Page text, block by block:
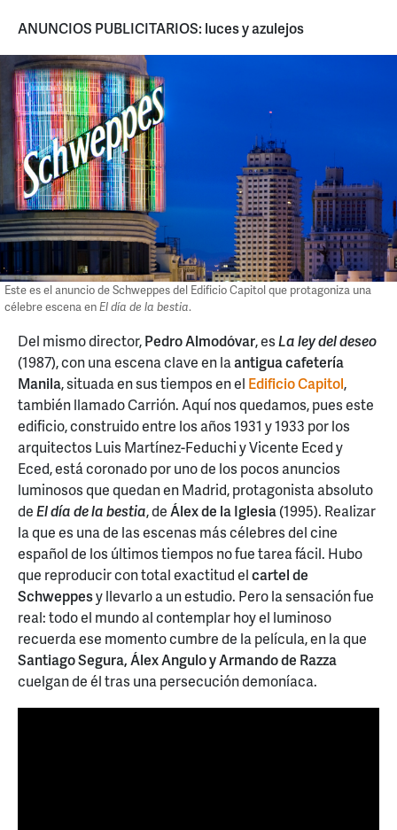
ANUNCIOS PUBLICITARIOS: luces y azulejos
Este es el anuncio de Schweppes del Edificio Capitol que protagoniza una
célebre escena enEl día de la bestia.
Del mismo director,Pedro Almodóvar, esLa ley del deseo
(1987), con una escena clave en laantigua cafetería
Manila, situada en sus tiempos en el Edificio Capitol,
también llamado Carrión. Aquí nos quedamos, pues este
edificio, construido entre los años 1931 y 1933 por los
arquitectos Luis Martínez-Feduchi y Vicente Eced y
Eced, está coronado por uno de los pocos anuncios
luminosos que quedan en Madrid, protagonista absoluto
deEl día de la bestia, deÁlex de la Iglesia(1995). Realizar
la que es una de las escenas más célebres del cine
español de los últimos tiempos no fue tarea fácil. Hubo
que reproducir con total exactitud elcartel de
Schweppesy llevarlo a un estudio. Pero la sensación fue
real: todo el mundo al contemplar hoy el luminoso
recuerda ese momento cumbre de la película, en la que
Santiago Segura, Álex Angulo y Armando de Razza
cuelgan de él tras una persecución demoníaca.